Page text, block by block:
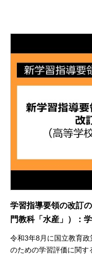
学習指導要領の改訂
門教科「水産」）：
令和3年8月に国立教育政
のための学習評価に関す